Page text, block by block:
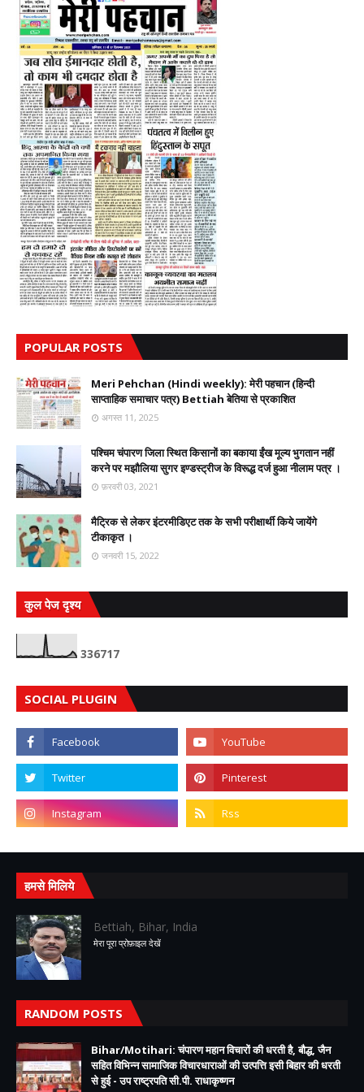
POPULAR POSTS
Meri Pehchan (Hindi weekly): मेरी पहचान (हिन्दी
साप्ताहिक समाचार पत्र) Bettiah बेतिया से प्रकाशित
अगस्त 11, 2025
पश्चिम चंपारण जिला स्थित किसानों का बकाया ईंख मूल्य भुगतान नहीं
करने पर मझौलिया सुगर इण्डस्ट्रीज के विरूद्ध दर्ज हुआ नीलाम पत्र ।
फ़रवरी 03, 2021
मैट्रिक से लेकर इंटरमीडिएट तक के सभी परीक्षार्थी किये जायेंगे
टीकाकृत ।
जनवरी 15, 2022
कुल पेज दृश्य
336717
SOCIAL PLUGIN
हमसे मिलिये
Bettiah, Bihar, India
मेरा पूरा प्रोफ़ाइल देखें
RANDOM POSTS
Bihar/Motihari: चंपारण महान विचारों की धरती है, बौद्ध, जैन
सहित विभिन्न सामाजिक विचारधाराओं की उत्पत्ति इसी बिहार की धरती
से हुई - उप राष्ट्रपति सी.पी. राधाकृष्णन